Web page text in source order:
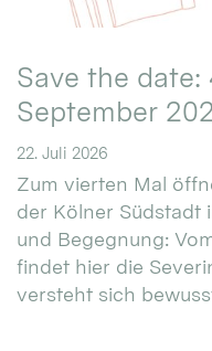
Save the date:
September
22. Juli 2026
Zum vierten Mal
der Kölner Südstadt
und Begegnung:
findet hier die
versteht sich